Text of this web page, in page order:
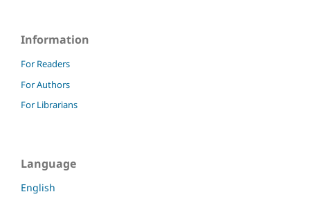
Information
For Readers
For Authors
For Librarians
Language
English